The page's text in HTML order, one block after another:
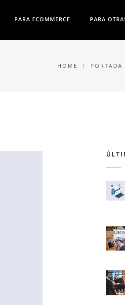
PARA ECOMMERCE PARA
HOME PORTADA